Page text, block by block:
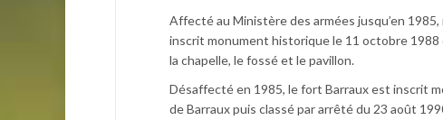
Affecté au Ministère des armées jusqu’en
inscrit monument historique le 11 octobre 1988
la chapelle, le fossé et le pavillon.
Désaffecté en 1985, le fort Barraux est inscrit
de Barraux puis classé par arrêté du 23 août